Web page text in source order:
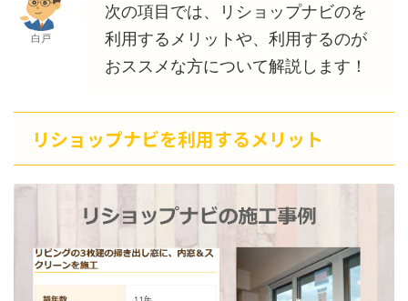
白戸
次の項目では、リショップナビのを
利用するメリットや、利用するのが
おススメな方について解説します！
リショップナビを利用するメリット